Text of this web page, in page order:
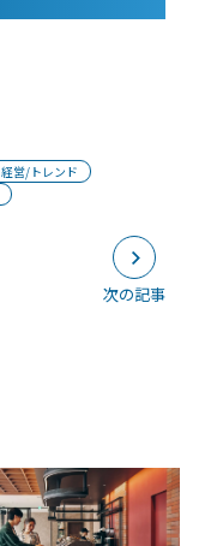
経営/トレンド
次の記事